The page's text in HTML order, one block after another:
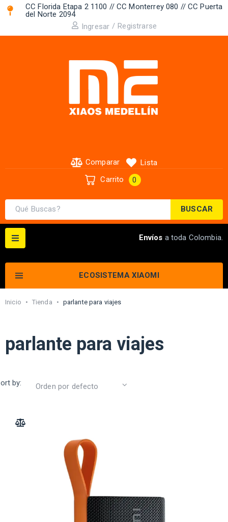
CC Florida Etapa 2 1100 // CC Monterrey 080 // CC Puerta
del Norte 2094 ​
Ingresar / Registrarse
BUSCAR
Comparar
Lista
Carrito
0
ECOSISTEMA XIAOMI
Envíos a toda Colombia.
Inicio • Tienda • parlante para viajes
parlante para viajes
by: